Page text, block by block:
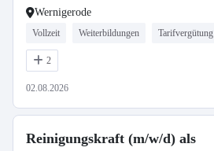
Wernigerode
Vollzeit Weiterbildungen Tarifvergütung
2
02.08.2026
Reinigungskraft (m/w/d) als